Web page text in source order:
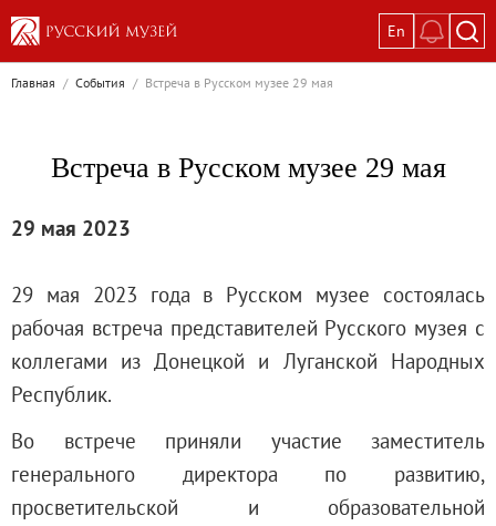
En
Выставки
Пётр Кончаловский. Сад в цвету
Памяти Киры Владимировны
Постоянные экспозиции
Постоянная экспозиция «Наш
Древнерусское искусство ХII—XVII
Русское искусство XVIII века
Русское искусство второй половины
Главная / События / Встреча в Русском музее 29 мая
Встреча в Русском музее 29 мая
29 мая 2023
29 мая 2023 года в Русском музее состоялась
рабочая встреча представителей Русского музея с
коллегами из Донецкой и Луганской Народных
Республик.
Во встрече приняли участие заместитель
генерального директора по развитию,
просветительской и образовательной